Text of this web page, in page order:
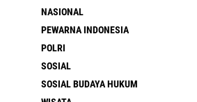
NASIONAL
PEWARNA INDONESIA
POLRI
SOSIAL
SOSIAL BUDAYA HUKUM